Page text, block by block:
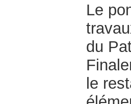
Le
du
le